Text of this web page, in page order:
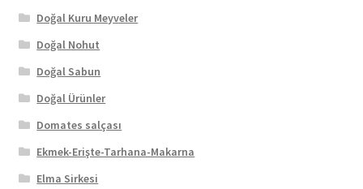
Doğal Kuru Meyveler
Doğal Nohut
Doğal Sabun
Doğal Ürünler
Domates salçası
Ekmek-Erişte-Tarhana-Makarna
Elma Sirkesi